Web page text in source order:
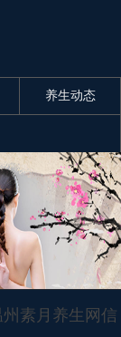
养生动态
州素月养生网信